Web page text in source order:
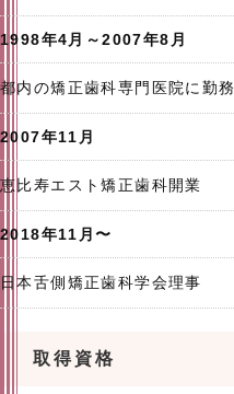
1998年4月～2007年8月
都内の矯正歯科専門医院に勤務
2007年11月
恵比寿エスト矯正歯科開業
2018年11月〜
日本舌側矯正歯科学会理事
取得資格